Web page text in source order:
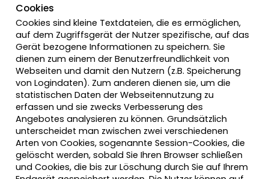
Cookies
Cookies sind kleine Textdateien, die es ermöglichen,
auf dem Zugriffsgerät der Nutzer spezifische, auf das
Gerät bezogene Informationen zu speichern. Sie
dienen zum einem der Benutzerfreundlichkeit von
Webseiten und damit den Nutzern (z.B. Speicherung
von Logindaten). Zum anderen dienen sie, um die
statistischen Daten der Webseitennutzung zu
erfassen und sie zwecks Verbesserung des
Angebotes analysieren zu können. Grundsätzlich
unterscheidet man zwischen zwei verschiedenen
Arten von Cookies, sogenannte Session-Cookies, die
gelöscht werden, sobald Sie Ihren Browser schließen
und Cookies, die bis zur Löschung durch Sie auf Ihrem